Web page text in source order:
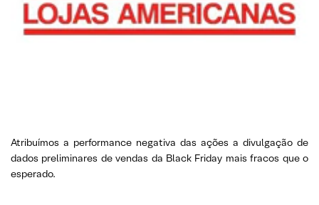
Atribuímos a performance negativa das ações a divulgação de
dados preliminares de vendas da Black Friday mais fracos que o
esperado.